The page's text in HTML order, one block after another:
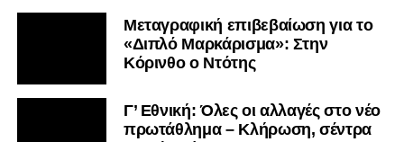
Μεταγραφική επιβεβαίωση για το
«Διπλό Μαρκάρισμα»: Στην
Κόρινθο ο Ντότης
Γ’ Εθνική: Όλες οι αλλαγές στο νέο
πρωτάθλημα – Κλήρωση, σέντρα